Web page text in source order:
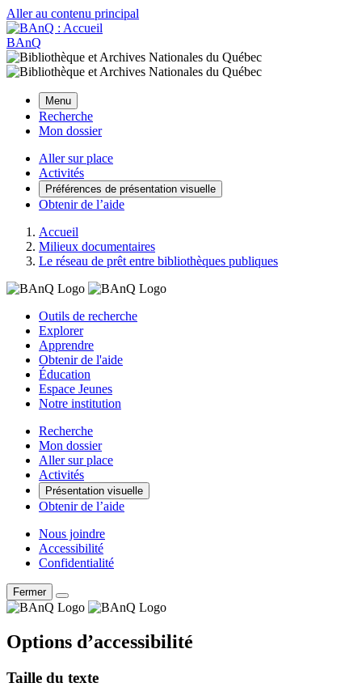
Aller au contenu principal
BAnQ
Menu
Recherche
Mon dossier
Aller sur place
Activités
Préférences de présentation visuelle
Obtenir de l’aide
Accueil
Milieux documentaires
Le réseau de prêt entre bibliothèques publiques
Outils de recherche
Explorer
Apprendre
Obtenir de l'aide
Éducation
Espace Jeunes
Notre institution
Recherche
Mon dossier
Aller sur place
Activités
Présentation visuelle
Obtenir de l’aide
Nous joindre
Accessibilité
Confidentialité
Fermer
Options d’accessibilité
Taille du texte